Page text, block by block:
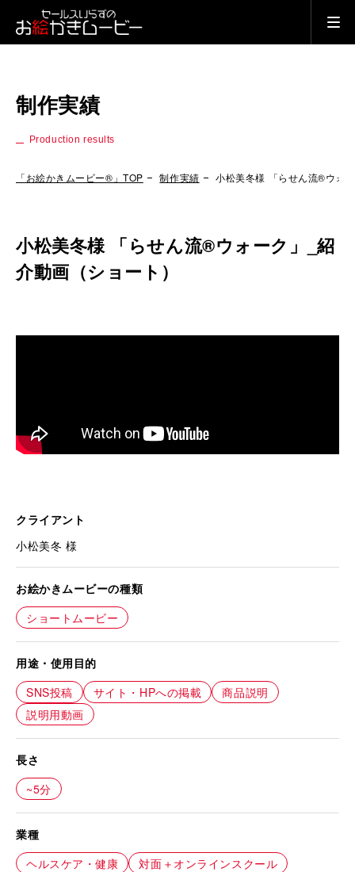
制作実績
Production results
「お絵かきムービー®」TOP 制作実績 小松美冬様 「らせん流®︎ウォ
小松美冬様 「らせん流®︎ウォーク」_紹
介動画（ショート）
クライアント
小松美冬 様
お絵かきムービーの種類
ショートムービー
用途・使用目的
SNS投稿
サイト・HPへの掲載
商品説明
説明用動画
長さ
~5分
業種
ヘルスケア・健康
対面＋オンラインスクール